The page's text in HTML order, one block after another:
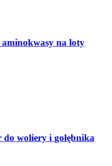
na loty
woliery i gołębnika